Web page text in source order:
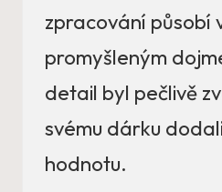
zpracování působí
promyšleným
detail byl pečlivě
svému dárku
hodnotu.